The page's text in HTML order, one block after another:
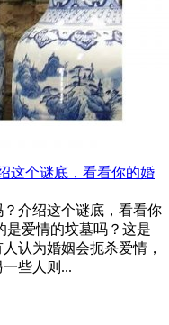
这个谜底，看看你的婚
介绍这个谜底，看看你
是爱情的坟墓吗？这是
认为婚姻会扼杀爱情，
些人则...